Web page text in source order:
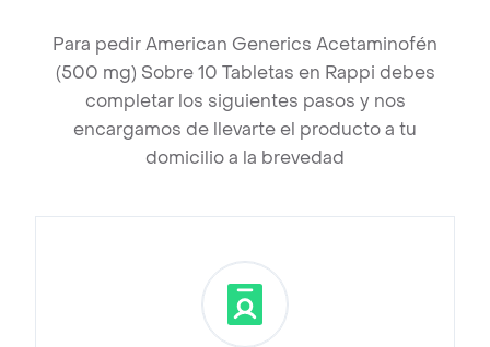
Para pedir American Generics Acetaminofén
(500 mg) Sobre 10 Tabletas en Rappi debes
completar los siguientes pasos y nos
encargamos de llevarte el producto a tu
domicilio a la brevedad